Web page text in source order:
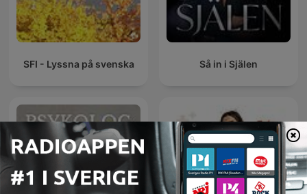
SFI - Lyssna på svenska Så in i Själen